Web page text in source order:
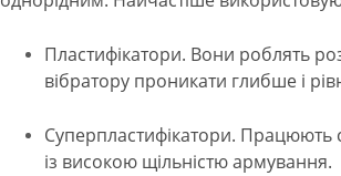
Пластифікатори. Вони роблять
вібратору проникати глибше і
Суперпластифікатори. Працюють
із високою щільністю армування.